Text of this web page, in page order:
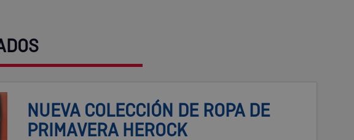
NUEVA COLECCIÓN DE ROPA DE
PRIMAVERA HEROCK